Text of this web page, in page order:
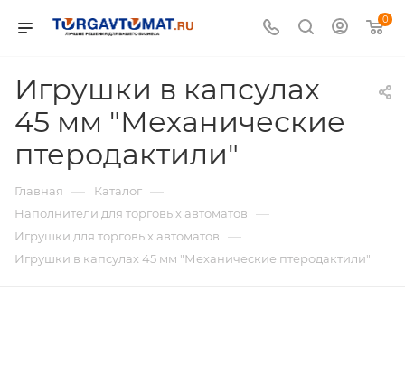
0
Игрушки в капсулах
45 мм "Механические
птеродактили"
Главная — Каталог —
Наполнители для торговых автоматов —
Игрушки для торговых автоматов —
Игрушки в капсулах 45 мм "Механические птеродактили"